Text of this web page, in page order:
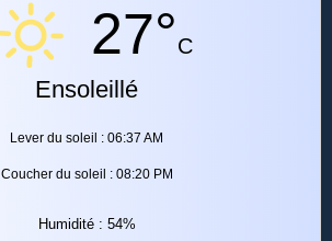
27°C
Ensoleillé
Lever du soleil : 06:37 AM
Coucher du soleil : 08:20 PM
Humidité : 54%